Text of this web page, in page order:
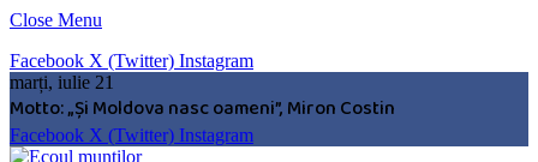
Close Menu
Facebook X (Twitter) Instagram
marți, iulie 21
Motto: „Şi Moldova nasc oameni”, Miron Costin
Facebook X (Twitter) Instagram